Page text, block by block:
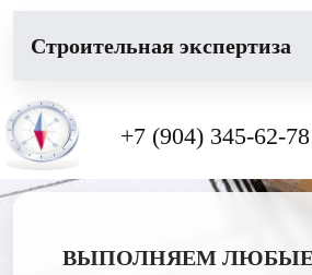
Cтроительная экспертиза
+7 (904) 345-62-78
ВЫПОЛНЯЕМ ЛЮБЫЕ